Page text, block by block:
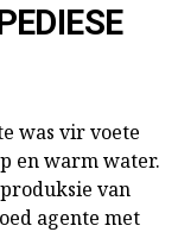
was vir voete
en warm water.
van
agente met